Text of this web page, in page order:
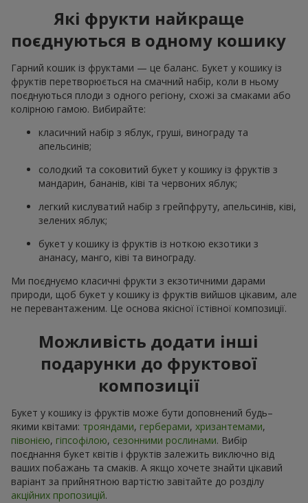
Які фрукти найкраще
поєднуються в одному кошику
Гарний кошик із фруктами — це баланс. Букет у кошику із
фруктів перетворюється на смачний набір, коли в ньому
поєднуються плоди з одного регіону, схожі за смаками або
колірною гамою. Вибирайте:
класичний набір з яблук, груші, винограду та
апельсинів;
солодкий та соковитий букет у кошику із фруктів з
мандарин, бананів, ківі та червоних яблук;
легкий кислуватий набір з грейпфруту, апельсинів, ківі,
зелених яблук;
букет у кошику із фруктів із ноткою екзотики з
ананасу, манго, ківі та винограду.
Ми поєднуємо класичні фрукти з екзотичними дарами
природи, щоб букет у кошику із фруктів вийшов цікавим, але
не перевантаженим. Це основа якісної їстівної композиції.
Можливість додати інші
подарунки до фруктової
композиції
Букет у кошику із фруктів може бути доповнений будь–
якими квітами: трояндами, герберами, хризантемами,
півонією, гіпсофілою, сезонними рослинами. Вибір
поєднання букет квітів і фруктів залежить виключно від
ваших побажань та смаків. А якщо хочете знайти цікавий
варіант за прийнятною вартістю завітайте до розділу
акційних пропозицій.